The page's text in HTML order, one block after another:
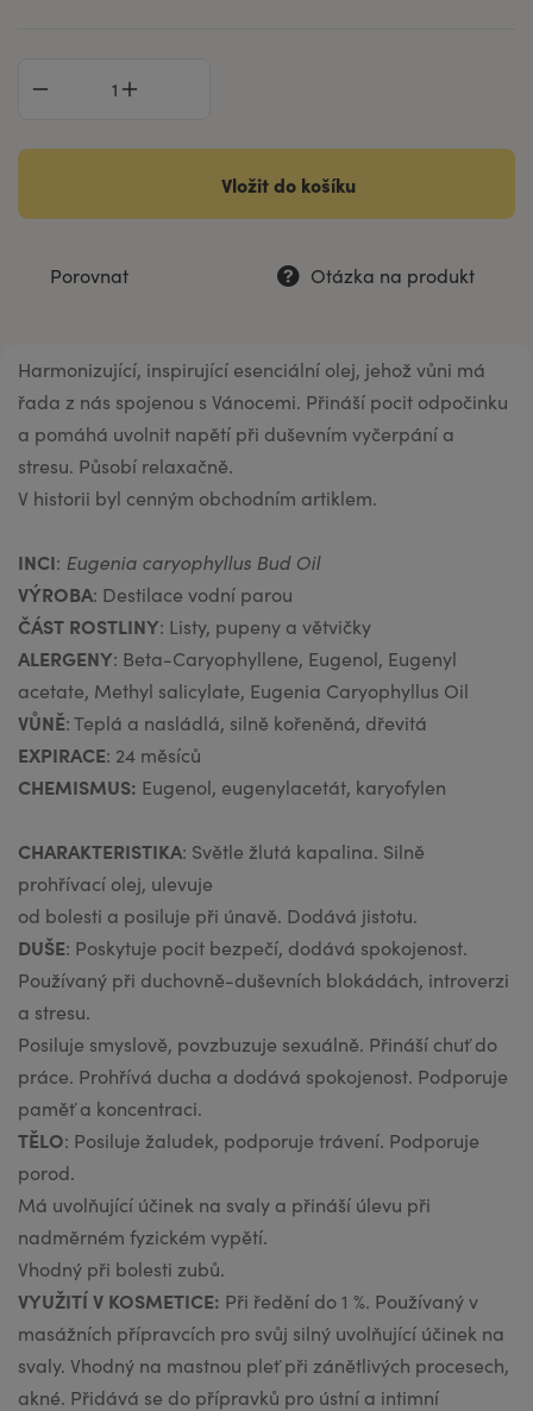
Vložit do košíku
Porovnat Otázka na produkt
Harmonizující, inspirující esenciální olej, jehož vůni má
řada z nás spojenou s Vánocemi. Přináší pocit odpočinku
a pomáhá uvolnit napětí při duševním vyčerpání a
stresu. Působí relaxačně.
V historii byl cenným obchodním artiklem.
INCI: Eugenia caryophyllus Bud Oil
VÝROBA: Destilace vodní parou
ČÁST ROSTLINY: Listy, pupeny a větvičky
ALERGENY: Beta-Caryophyllene, Eugenol, Eugenyl
acetate, Methyl salicylate, Eugenia Caryophyllus Oil
VŮNĚ: Teplá a nasládlá, silně kořeněná, dřevitá
EXPIRACE: 24 měsíců
CHEMISMUS: Eugenol, eugenylacetát, karyofylen
CHARAKTERISTIKA: Světle žlutá kapalina. Silně
prohřívací olej, ulevuje
od bolesti a posiluje při únavě. Dodává jistotu.
DUŠE: Poskytuje pocit bezpečí, dodává spokojenost.
Používaný při duchovně-duševních blokádách, introverzi
a stresu.
Posiluje smyslově, povzbuzuje sexuálně. Přináší chuť do
práce. Prohřívá ducha a dodává spokojenost. Podporuje
paměť a koncentraci.
TĚLO: Posiluje žaludek, podporuje trávení. Podporuje
porod.
Má uvolňující účinek na svaly a přináší úlevu při
nadměrném fyzickém vypětí.
Vhodný při bolesti zubů.
VYUŽITÍ V KOSMETICE: Při ředění do 1 %. Používaný v
masážních přípravcích pro svůj silný uvolňující účinek na
svaly. Vhodný na mastnou pleť při zánětlivých procesech,
akné. Přidává se do přípravků pro ústní a intimní